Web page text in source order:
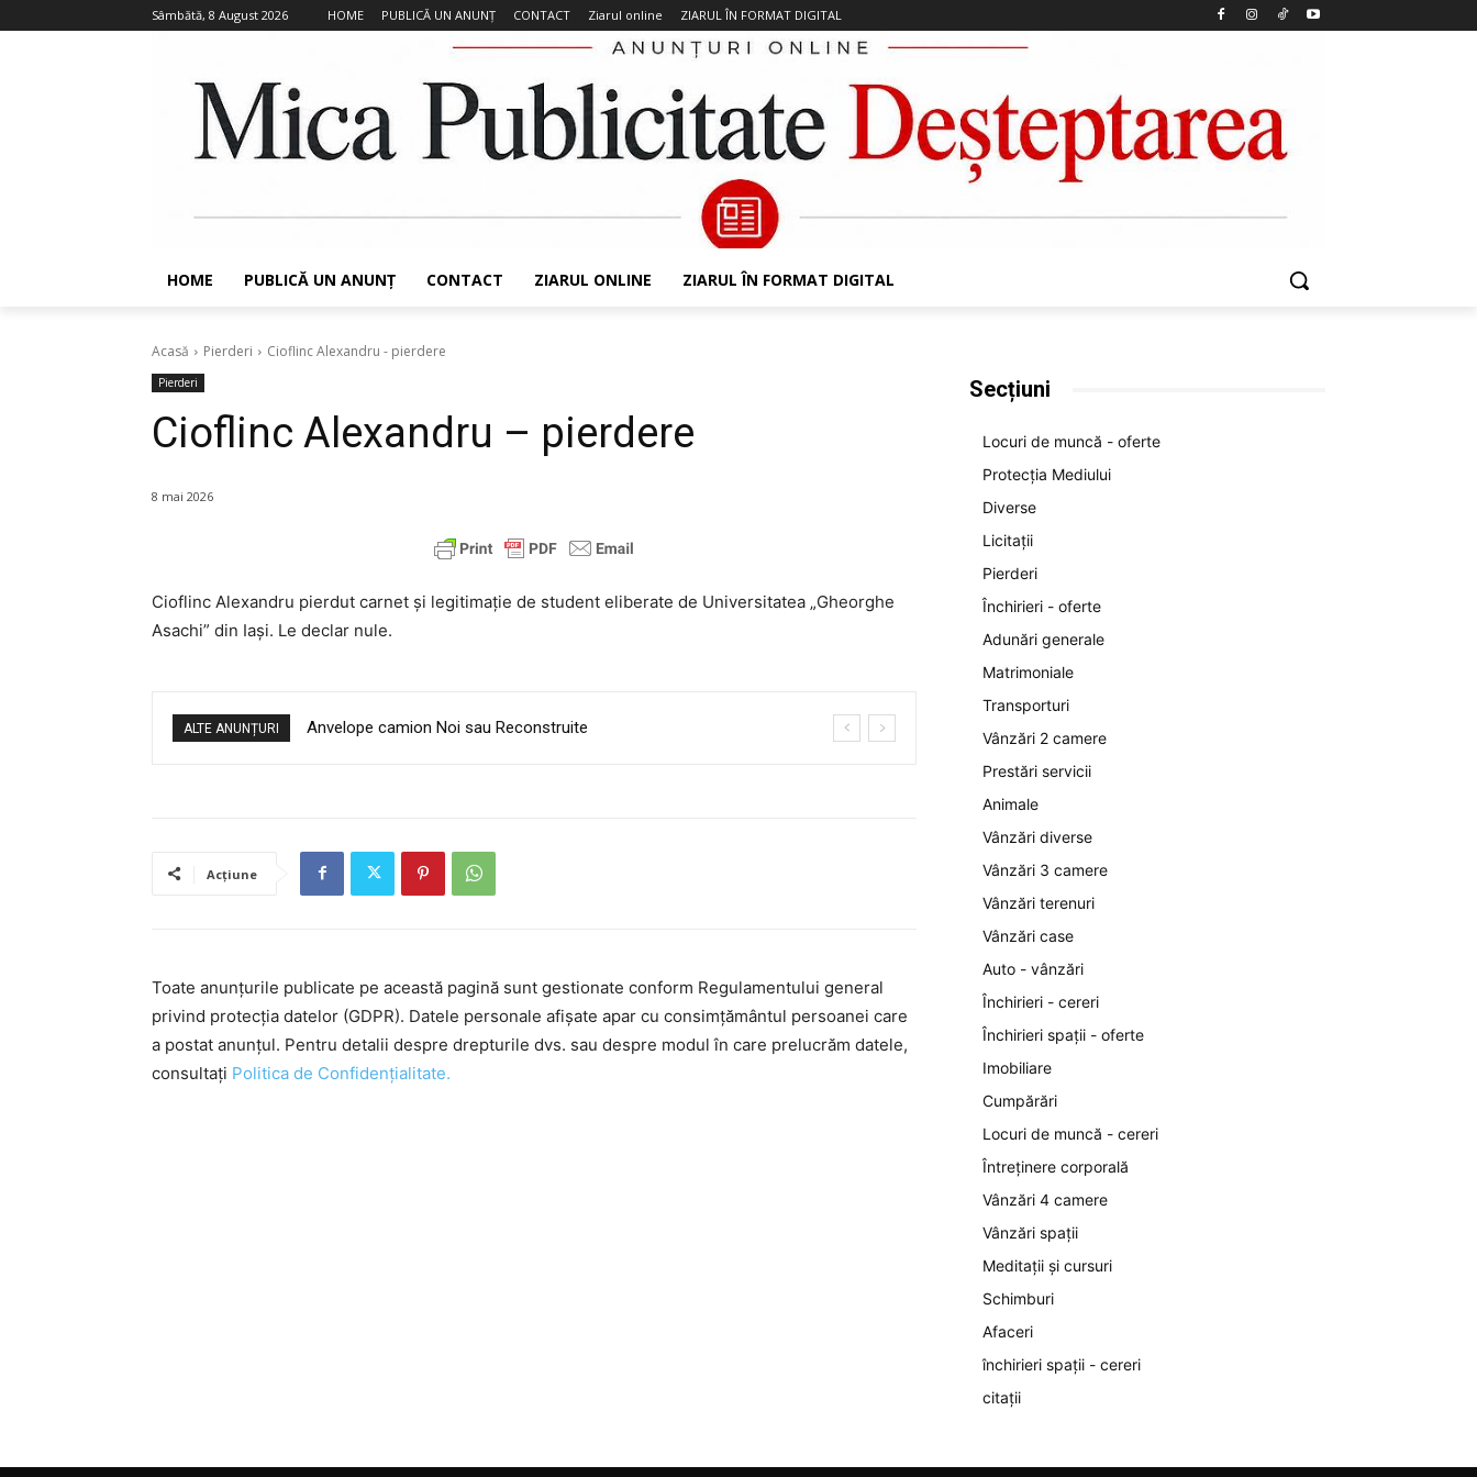
Sâmbătă, 8 August 2026 HOME PUBLICĂ UN ANUNȚ CONTACT Ziarul online ZIARUL ÎN FORMAT DIGITAL
HOME PUBLICĂ UN ANUNȚ CONTACT ZIARUL ONLINE ZIARUL ÎN FORMAT DIGITAL
Acasă Pierderi Cioflinc Alexandru - pierdere
Pierderi
Cioflinc Alexandru – pierdere
8 mai 2026
Cioflinc Alexandru pierdut carnet și legitimație de student eliberate de Universitatea „Gheorghe
Asachi” din Iași. Le declar nule.
ALTE ANUNȚURI Anvelope camion Noi sau Reconstruite
Acțiune
Toate anunțurile publicate pe această pagină sunt gestionate conform Regulamentului general
privind protecția datelor (GDPR). Datele personale afișate apar cu consimțământul persoanei care
a postat anunțul. Pentru detalii despre drepturile dvs. sau despre modul în care prelucrăm datele,
consultați Politica de Confidențialitate.
Secțiuni
Locuri de muncă - oferte
Protecția Mediului
Diverse
Licitații
Pierderi
Închirieri - oferte
Adunări generale
Matrimoniale
Transporturi
Vânzări 2 camere
Prestări servicii
Animale
Vânzări diverse
Vânzări 3 camere
Vânzări terenuri
Vânzări case
Auto - vânzări
Închirieri - cereri
Închirieri spații - oferte
Imobiliare
Cumpărări
Locuri de muncă - cereri
Întreținere corporală
Vânzări 4 camere
Vânzări spații
Meditații și cursuri
Schimburi
Afaceri
închirieri spații - cereri
citații